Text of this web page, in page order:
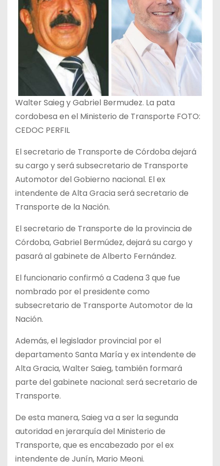
Walter Saieg y Gabriel Bermudez. La pata
cordobesa en el Ministerio de Transporte FOTO:
CEDOC PERFIL
El secretario de Transporte de Córdoba dejará
su cargo y será subsecretario de Transporte
Automotor del Gobierno nacional. El ex
intendente de Alta Gracia será secretario de
Transporte de la Nación.
El secretario de Transporte de la provincia de
Córdoba, Gabriel Bermúdez, dejará su cargo y
pasará al gabinete de Alberto Fernández.
El funcionario confirmó a Cadena 3 que fue
nombrado por el presidente como
subsecretario de Transporte Automotor de la
Nación.
Además, el legislador provincial por el
departamento Santa María y ex intendente de
Alta Gracia, Walter Saieg, también formará
parte del gabinete nacional: será secretario de
Transporte.
De esta manera, Saieg va a ser la segunda
autoridad en jerarquía del Ministerio de
Transporte, que es encabezado por el ex
intendente de Junín, Mario Meoni.